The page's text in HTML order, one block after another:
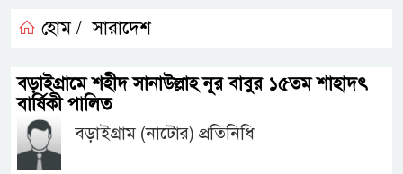
ব্যবসায়িক অগ্রযাত্রায় নতুন অধ্যায়
স্থিতিশীল সরকার,প্রবাসীদের বিনিয়োগের এখনই
হোম / সারাদেশ
বড়াইগ্রামে শহীদ সানাউল্লাহ নূর বাবুর ১৫তম শাহাদৎ
বার্ষিকী পালিত
বড়াইগ্রাম (নাটোর) প্রতিনিধি